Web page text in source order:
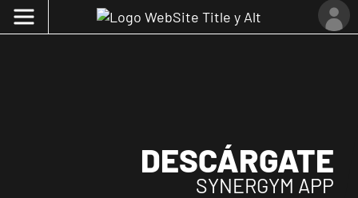
DESCÁRGATE
SYNERGYM APP